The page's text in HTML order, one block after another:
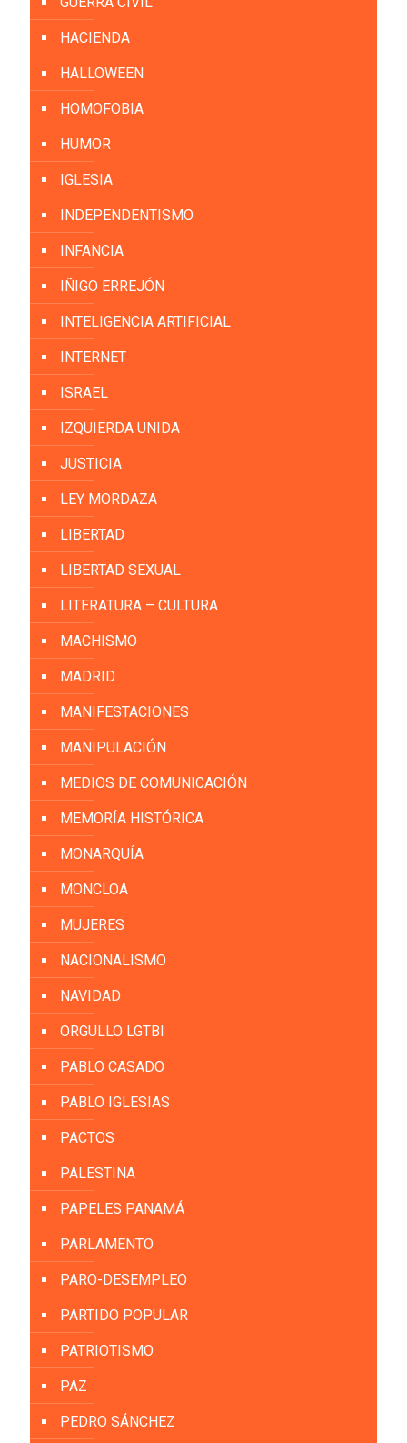
HACIENDA
HALLOWEEN
HOMOFOBIA
HUMOR
IGLESIA
INDEPENDENTISMO
INFANCIA
IÑIGO ERREJÓN
INTELIGENCIA ARTIFICIAL
INTERNET
ISRAEL
IZQUIERDA UNIDA
JUSTICIA
LEY MORDAZA
LIBERTAD
LIBERTAD SEXUAL
LITERATURA – CULTURA
MACHISMO
MADRID
MANIFESTACIONES
MANIPULACIÓN
MEDIOS DE COMUNICACIÓN
MEMORÍA HISTÓRICA
MONARQUÍA
MONCLOA
MUJERES
NACIONALISMO
NAVIDAD
ORGULLO LGTBI
PABLO CASADO
PABLO IGLESIAS
PACTOS
PALESTINA
PAPELES PANAMÁ
PARLAMENTO
PARO-DESEMPLEO
PARTIDO POPULAR
PATRIOTISMO
PAZ
PEDRO SÁNCHEZ